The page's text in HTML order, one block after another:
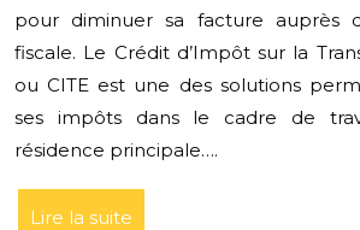
pour diminuer sa facture auprès
fiscale. Le Crédit d’Impôt sur la
ou CITE est une des solutions
ses impôts dans le cadre de
résidence principale….
Lire la suite